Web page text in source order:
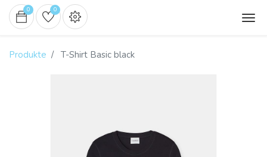
0 0
Produkte T-Shirt Basic black